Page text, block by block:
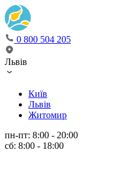
0 800 504 205
Львів
Київ
Львів
Житомир
пн-пт: 8:00 - 20:00
сб: 8:00 - 18:00